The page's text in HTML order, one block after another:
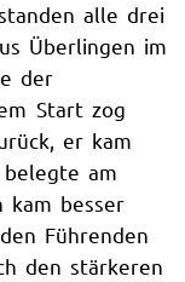
alle drei
Überlingen im
der
Start zog
er kam
am
kam besser
Führenden
den stärkeren